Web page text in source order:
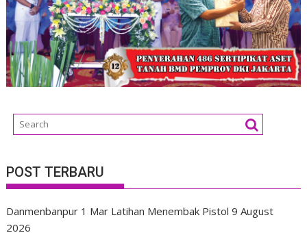
POST TERBARU
Danmenbanpur 1 Mar Latihan Menembak Pistol 9 August
2026